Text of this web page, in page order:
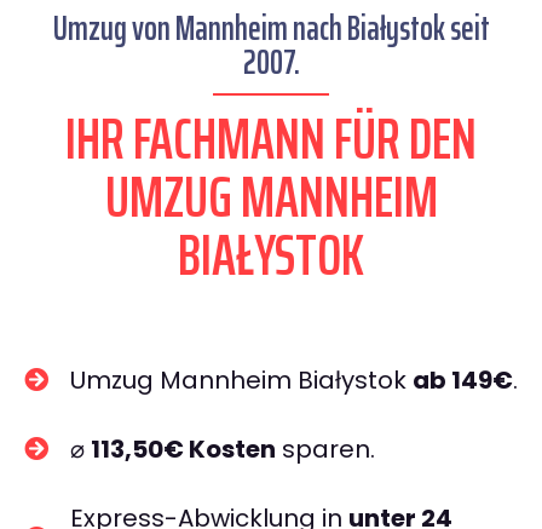
Umzug von Mannheim nach Białystok seit
2007.
IHR FACHMANN FÜR DEN
UMZUG MANNHEIM
BIAŁYSTOK
Umzug Mannheim Białystok ab 149€.
⌀ 113,50€ Kosten sparen.
Express-Abwicklung in unter 24